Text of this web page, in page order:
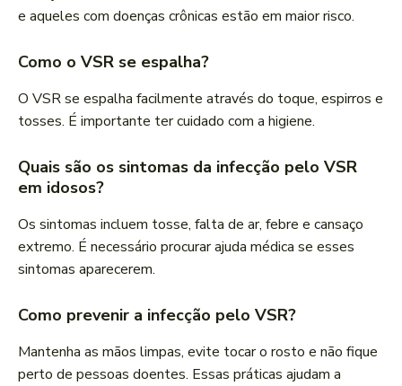
e aqueles com doenças crônicas estão em maior risco.
Como o VSR se espalha?
O VSR se espalha facilmente através do toque, espirros e
tosses. É importante ter cuidado com a higiene.
Quais são os sintomas da infecção pelo VSR
em idosos?
Os sintomas incluem tosse, falta de ar, febre e cansaço
extremo. É necessário procurar ajuda médica se esses
sintomas aparecerem.
Como prevenir a infecção pelo VSR?
Mantenha as mãos limpas, evite tocar o rosto e não fique
perto de pessoas doentes. Essas práticas ajudam a